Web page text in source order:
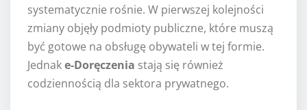
systematycznie rośnie. W pierwszej kolejności
zmiany objęły podmioty publiczne, które muszą
być gotowe na obsługę obywateli w tej formie.
Jednake-Doręczenia stają się również
codziennością dla sektora prywatnego.